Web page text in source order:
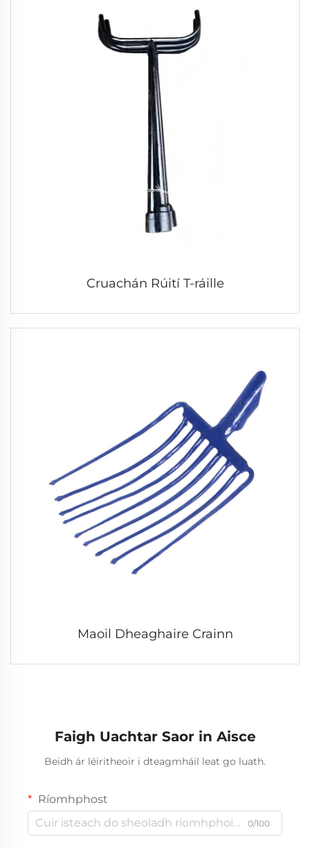
Cruachán Rúití T-ráille
Maoil Dheaghaire Crainn
Faigh Uachtar Saor in Aisce
Beidh ár léiritheoir i dteagmháil leat go luath.
Ríomhphost
0/100